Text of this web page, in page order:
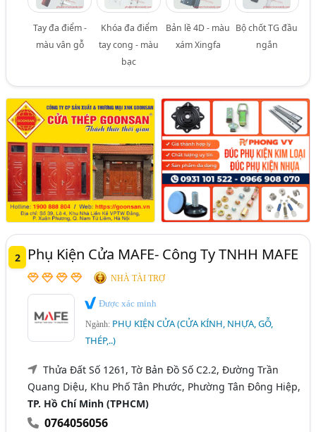
Tay đa điểm -
màu vân gỗ
Khóa đa điểm
tay cong - màu
bạc
Bản lề 4D - màu
xám Xingfa
Bộ chốt TG đầu
ngắn
2 Phụ Kiện Cửa MAFE- Công Ty TNHH MAFE
NHÀ TÀI TRỢ
Được xác minh
Ngành: PHỤ KIỆN CỬA (CỬA KÍNH, NHỰA, GỖ,
THÉP,..)
Thửa Đất Số 1261, Tờ Bản Đồ Số C2.2, Đường Trần
Quang Diệu, Khu Phố Tân Phước, Phường Tân Đông Hiệp,
TP. Hồ Chí Minh (TPHCM)
0764056056